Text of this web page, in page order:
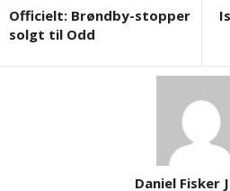
Officielt: Brøndby-stopper
solgt til Odd
Daniel Fisker